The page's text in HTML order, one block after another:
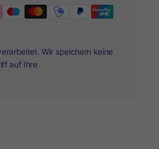
Wir speichern keine
auf Ihre